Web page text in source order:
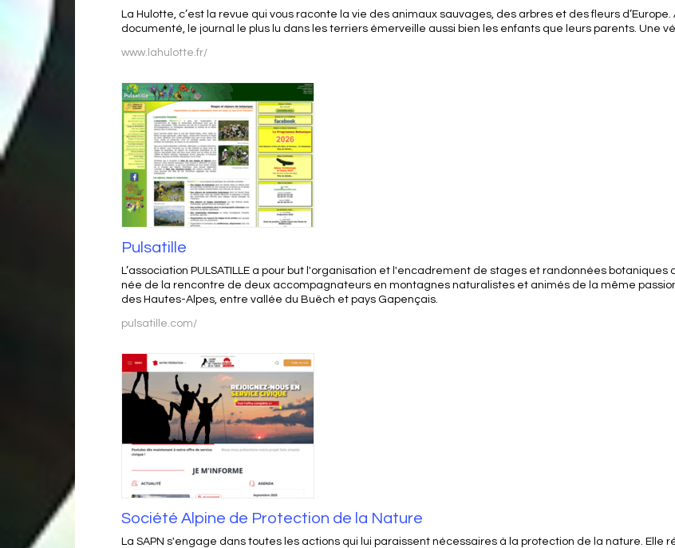
La Hulotte, c’est la revue qui vous raconte la vie des animaux sauvages, des arbres et des fleurs
documenté, le journal le plus lu dans les terriers émerveille aussi bien les enfants que leurs parents. Une
www.lahulotte.fr/
Pulsatille
L’association PULSATILLE a pour but l'organisation et l'encadrement de stages et randonnées
née de la rencontre de deux accompagnateurs en montagnes naturalistes et animés de la même
des Hautes-Alpes, entre vallée du Buëch et pays Gapençais.
pulsatille.com/
Société Alpine de Protection de la Nature
La SAPN s'engage dans toutes les actions qui lui paraissent nécessaires à la protection de la nature.